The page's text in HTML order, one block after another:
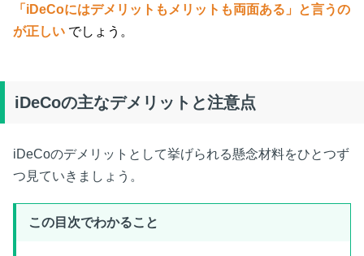
「iDeCoにはデメリットもメリットも両面ある」と言うの
が正しい でしょう。
iDeCoの主なデメリットと注意点
iDeCoのデメリットとして挙げられる懸念材料をひとつず
つ見ていきましょう。
この目次でわかること